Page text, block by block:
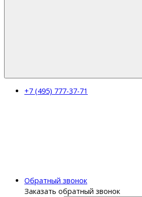
+7 (495) 777-37-71
Обратный звонок
Заказать обратный звонок